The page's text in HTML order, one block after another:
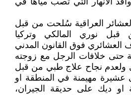
العراقية سُلحت من قبل
قبل نوري المالكي وتركيا
العشائري فوق القانون المدني
حتى خلافات الرجل مع زوجته
ولعدم نجاح علاج طبي من قبل
مهيمنة في المنطقة او
ديك على حديقة الجيران،